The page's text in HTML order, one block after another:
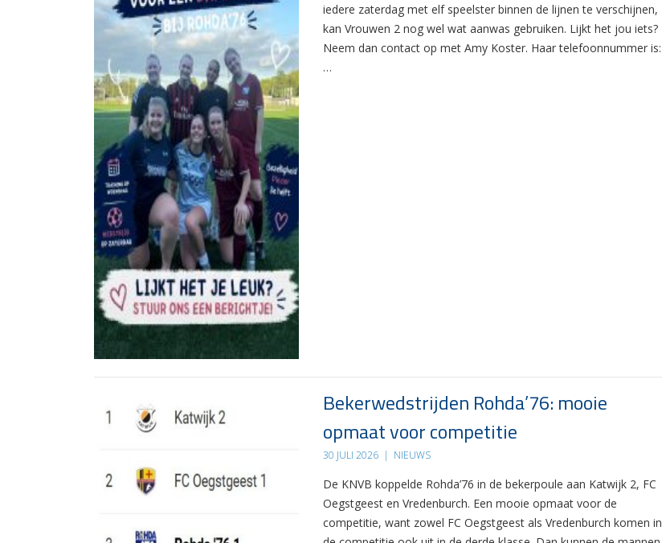
iedere zaterdag met elf speelster binnen de lijnen te verschijnen,
kan Vrouwen 2 nog wel wat aanwas gebruiken. Lijkt het jou iets?
Neem dan contact op met Amy Koster. Haar telefoonnummer is:
…
Bekerwedstrijden Rohda’76: mooie
opmaat voor competitie
30 JULI 2026 | NIEUWS
De KNVB koppelde Rohda’76 in de bekerpoule aan Katwijk 2, FC
Oegstgeest en Vredenburch. Een mooie opmaat voor de
competitie, want zowel FC Oegstgeest als Vredenburch komen in